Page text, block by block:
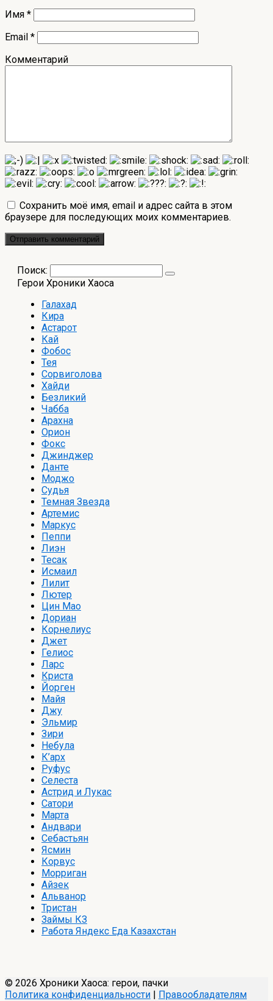
Имя *
Email *
Комментарий
Сохранить моё имя, email и адрес сайта в этом
браузере для последующих моих комментариев.
Поиск:
Герои Хроники Хаоса
Галахад
Кира
Астарот
Кай
Фобос
Тея
Сорвиголова
Хайди
Безликий
Чабба
Арахна
Орион
Фокс
Джинджер
Данте
Моджо
Судья
Темная Звезда
Артемис
Маркус
Пеппи
Лиэн
Тесак
Исмаил
Лилит
Лютер
Цин Мао
Дориан
Корнелиус
Джет
Гелиос
Ларс
Криста
Йорген
Майя
Джу
Эльмир
Зири
Небула
К’арх
Руфус
Селеста
Астрид и Лукас
Сатори
Марта
Андвари
Себастьян
Ясмин
Корвус
Морриган
Айзек
Альванор
Тристан
Займы КЗ
Работа Яндекс Еда Казахстан
© 2026 Хроники Хаоса: герои, пачки
Политика конфиденциальности | Правообладателям